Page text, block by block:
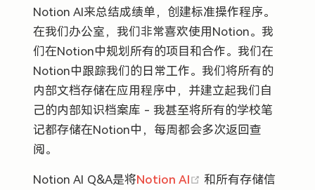
Notion AI来总结成绩单，创建标准操作程序。
在我们办公室，我们非常喜欢使用Notion。我
们在Notion中规划所有的项目和合作。我们在
Notion中跟踪我们的日常工作。我们将所有的
内部文档存储在应用程序中，并建立起我们自
己的内部知识档案库 - 我甚至将所有的学校笔
记都存储在Notion中，每周都会多次返回查
阅。
Notion AI Q&A是将Notion AI (opens new
和所有存储信